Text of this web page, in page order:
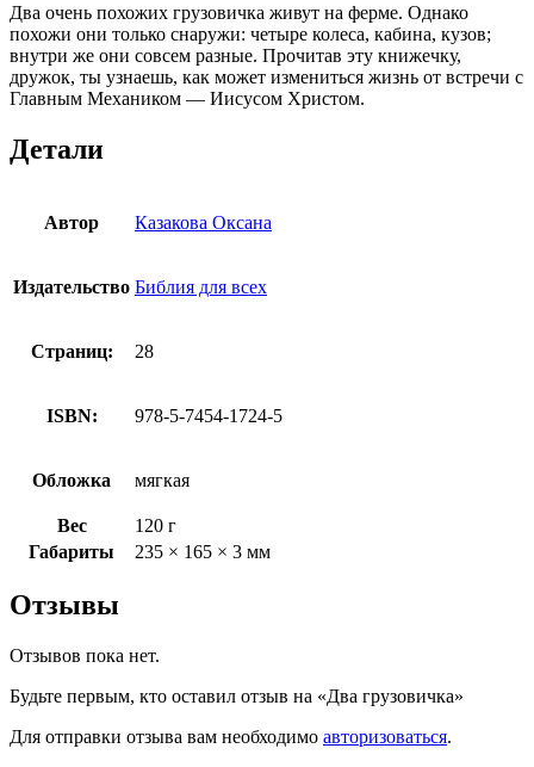
Два очень похожих грузовичка живут на ферме. Однако
похожи они только снаружи: четыре колеса, кабина, кузов;
внутри же они совсем разные. Прочитав эту книжечку,
дружок, ты узнаешь, как может измениться жизнь от встречи с
Главным Механиком — Иисусом Христом.
Детали
Автор Казакова Оксана
Издательство Библия для всех
Страниц: 28
ISBN: 978-5-7454-1724-5
Обложка мягкая
Вес
120 г
Габариты
235 × 165 × 3 мм
Отзывы
Отзывов пока нет.
Будьте первым, кто оставил отзыв на «Два грузовичка»
Для отправки отзыва вам необходимо авторизоваться.